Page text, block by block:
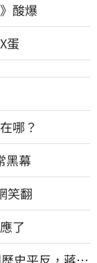
酸爆
蛋
哪？
黑幕
笑翻
了